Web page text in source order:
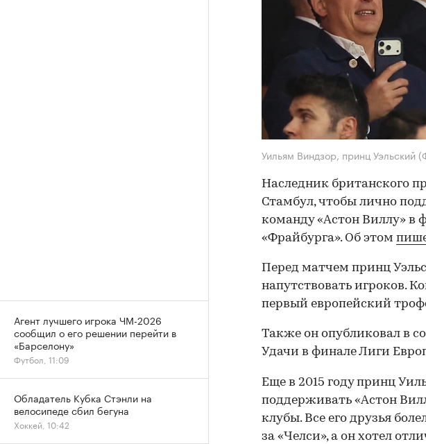
Уильям Виндзор, принц Уэльский
Наследник британского
Стамбул, чтобы лично
команду «Астон Виллу» в
«Фрайбурга». Об этом
Перед матчем принц
напутствовать игроков.
первый европейский
Также он опубликовал в
Удачи в финале Лиги
Еще в 2015 году принц
поддерживать «Астон
клубы. Все его друзья
за «Челси», а он хотел
Агент лучшего игрока ЧМ-2026
сообщил о его решении перейти в
«Барселону»
Футбол, 11:09
Обладатель Кубка Стэнли на
велосипеде сбил бегуна
Хоккей, 10:42